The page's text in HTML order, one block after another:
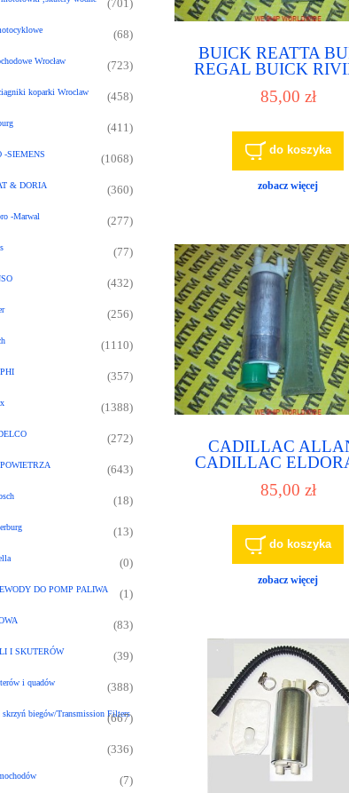
(701)
(68)
Wrocław (723)
koparki Wroclaw (458)
(411)
-SIEMENS (1068)
& DORIA (360)
-Marwal (277)
(77)
(432)
(256)
(1110)
(357)
(1388)
(272)
(643)
(18)
(13)
(0)
DO POMP PALIWA (1)
(83)
I SKUTERÓW (39)
i quadów (388)
biegów/Transmission Filters
(667)
(336)
(7)
BUICK REATTA
REGAL BUICK
paliwowa
85,00 zł
do koszyka
zobacz więcej
CADILLAC
CADILLAC
paliwa, pompka
85,00 zł
do koszyka
zobacz więcej